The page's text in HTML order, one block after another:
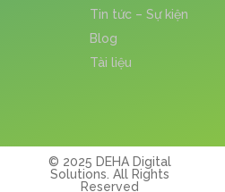
Tin tức – Sự kiện
Blog
Tài liệu
© 2025 DEHA Digital
Solutions. All Rights
Reserved